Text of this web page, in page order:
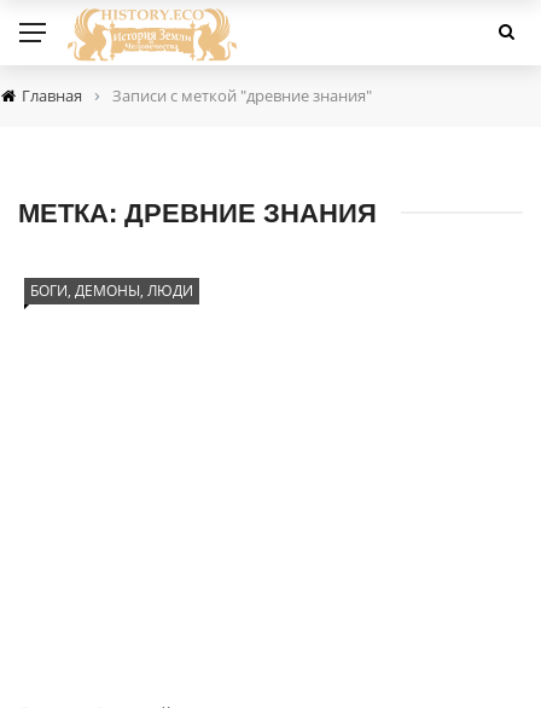
Главная › Записи с меткой "древние знания"
МЕТКА: ДРЕВНИЕ ЗНАНИЯ
БОГИ, ДЕМОНЫ, ЛЮДИ